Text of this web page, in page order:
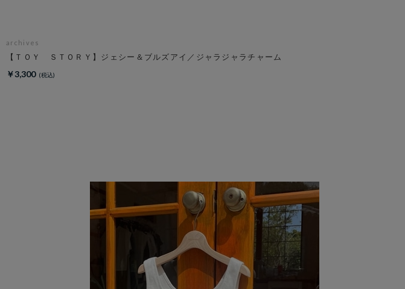
archives
【ＴＯＹ ＳＴＯＲＹ】ジェシー＆ブルズアイ／ジャラジャラチャーム
￥3,300